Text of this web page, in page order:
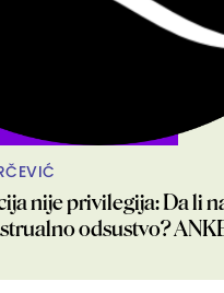
nije privilegija: Da li
odsustvo?